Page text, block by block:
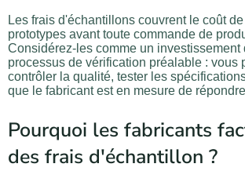
Les frais d'échantillons couvrent le coût
prototypes avant toute commande de
Considérez-les comme un investissement
processus de vérification préalable : vous
contrôler la qualité, tester les
que le fabricant est en mesure de
Pourquoi les fabricants
des frais d'échantillon ?